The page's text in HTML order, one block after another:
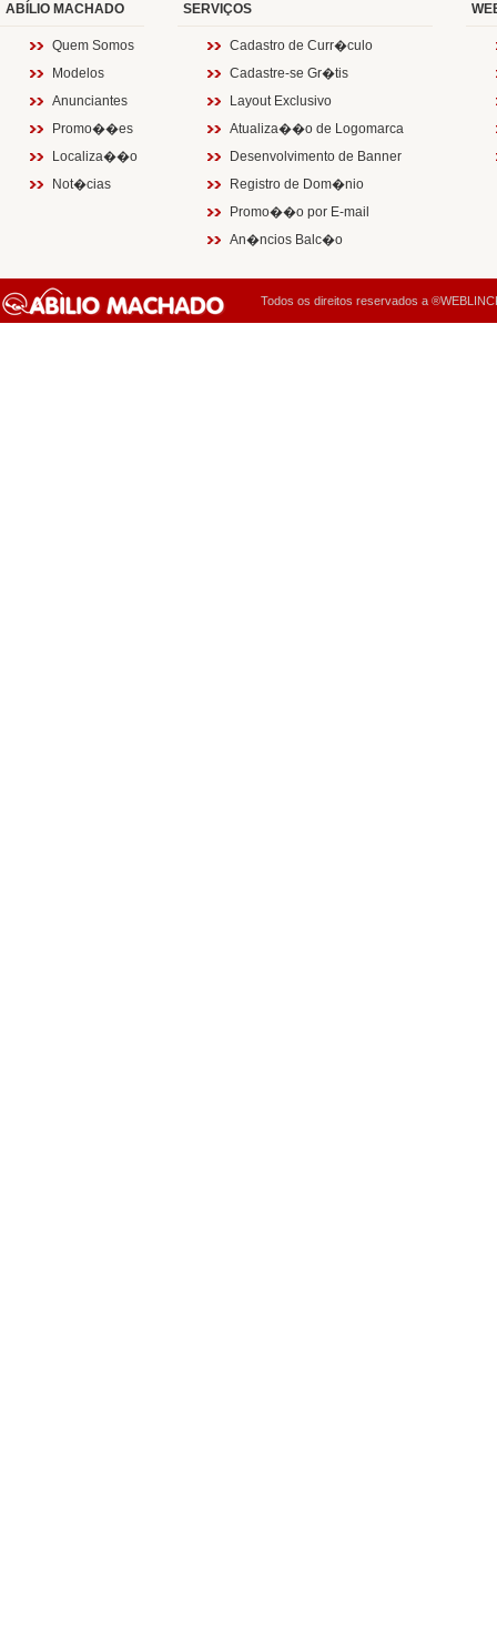
ABÍLIO MACHADO
Quem Somos
Modelos
Anunciantes
Promo��es
Localiza��o
Not�cias
SERVIÇOS
Cadastro de Curr�culo
Cadastre-se Gr�tis
Layout Exclusivo
Atualiza��o de Logomarca
Desenvolvimento de Banner
Registro de Dom�nio
Promo��o por E-mail
An�ncios Balc�o
Todos os direitos reservados a